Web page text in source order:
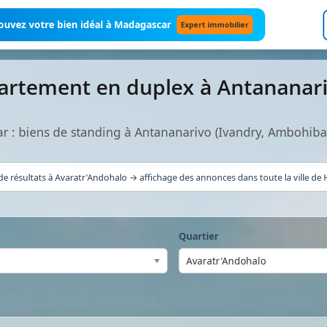
votre bien idéal à Madagascar Expert immobilier
en duplex à
: biens de standing à Antananarivo (Ivandry,
résultats à Avaratr'Andohalo → affichage des annonces dans toute la ville de
Quartier